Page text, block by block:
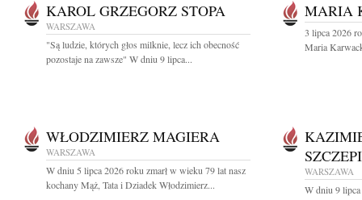
KAROL GRZEGORZ STOPA
WARSZAWA
"Są ludzie, których głos milknie, lecz ich obecność
pozostaje na zawsze" W dniu 9 lipca...
MARIA
3 lipca 2026
Maria
WŁODZIMIERZ MAGIERA
WARSZAWA
W dniu 5 lipca 2026 roku zmarł w wieku 79 lat nasz
kochany Mąż, Tata i Dziadek Włodzimierz...
WARSZAWA
W dniu 9